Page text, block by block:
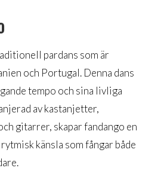
pardans som är
och Portugal. Denna dans
tempo och sina livliga
av kastanjetter,
gitarrer, skapar fandango en
känsla som fångar både